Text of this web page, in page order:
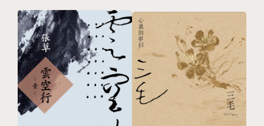
郎，如何追查真相，阻止另一場悲劇降臨？
／／
「破壞中必有訊息。這句話在任何案件中都用得上。」
──加賀恭一郎